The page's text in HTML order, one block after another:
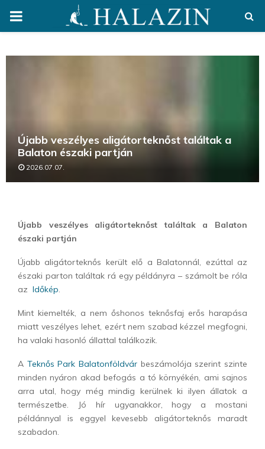
PRIMARY
Újabb veszélyes aligátorteknőst találtak a
Balaton északi partján
2026.07.07.
Újabb veszélyes aligátorteknőst találtak a Balaton
északi partján
Újabb aligátorteknős került elő a Balatonnál, ezúttal az
északi parton találtak rá egy példányra – számolt be róla
az Időkép.
Mint kiemelték, a nem őshonos teknősfaj erős harapása
miatt veszélyes lehet, ezért nem szabad kézzel megfogni,
ha valaki hasonló állattal találkozik.
A Teknős Park Balatonföldvár beszámolója szerint szinte
minden nyáron akad befogás a tó környékén, ami sajnos
arra utal, hogy még mindig kerülnek ki ilyen állatok a
természetbe. Jó hír ugyanakkor, hogy a mostani
példánnyal is eggyel kevesebb aligátorteknős maradt
szabadon.